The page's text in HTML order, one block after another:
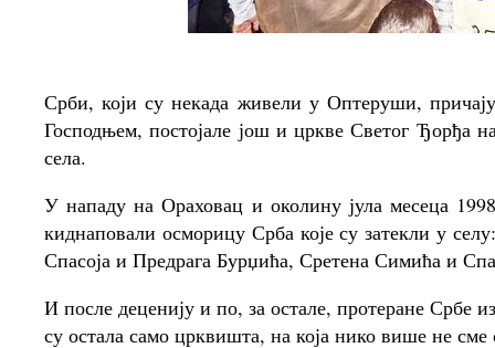
Срби, који су некада живели у Оптеруши,
Господњем, постојале још и цркве Светог Ђорђа
села.
У нападу на Ораховац и околину јула месеца
киднаповали осморицу Срба које су затекли у
Спасоја и Предрага Бурџића, Сретена Симића и
И после деценију и по, за остале, протеране Србе
су остала само црквишта, на која нико више не сме